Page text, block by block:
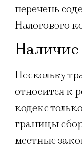
перечень
Налогового
Наличие
Поскольку
относится к
кодекс
границы
местные